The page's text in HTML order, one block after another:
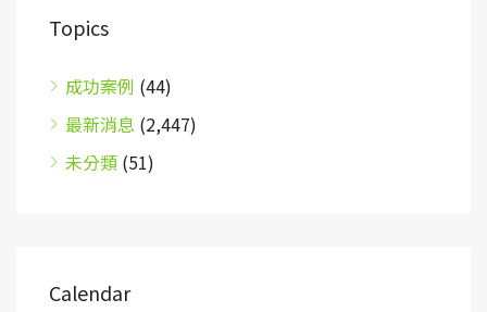
Topics
成功案例 (44)
最新消息 (2,447)
未分類 (51)
Calendar